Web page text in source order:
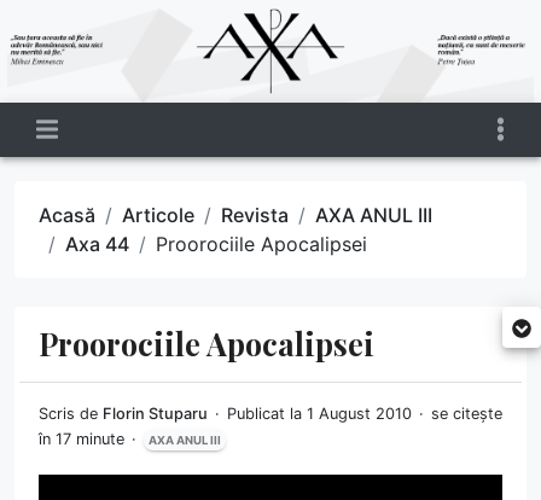
Acasă Articole Revista
AXA ANUL III
Axa 44
Proorociile Apocalipsei
Proorociile Apocalipsei
Scris de Florin Stuparu Publicat la 1 August 2010
se citește
în 17 minute
AXA ANUL III